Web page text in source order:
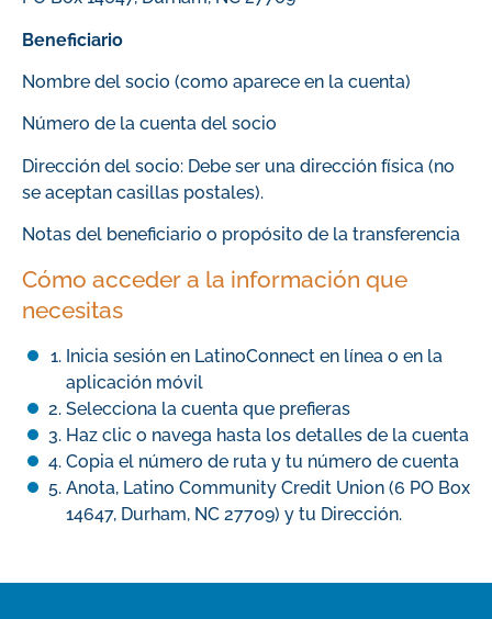
Beneficiario
Nombre del socio (como aparece en la cuenta)
Número de la cuenta del socio
Dirección del socio: Debe ser una dirección física (no
se aceptan casillas postales).
Notas del beneficiario o propósito de la transferencia
Cómo acceder a la información que
necesitas
Inicia sesión en LatinoConnect en línea o en la
aplicación móvil
Selecciona la cuenta que prefieras
Haz clic o navega hasta los detalles de la cuenta
Copia el número de ruta y tu número de cuenta
Anota, Latino Community Credit Union (6 PO Box
14647, Durham, NC 27709) y tu Dirección.